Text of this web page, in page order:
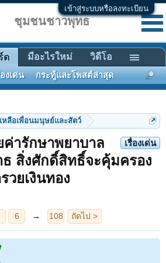
เข้าสู่ระบบหรือลงทะเบียน
หลือเพื่อนมนุษย์และสัตว์
เรื่องเด่น
ารักษาพยาบาล
สิ่งศักดิ์สิทธิ์จะคุ้มครอง
วยเงินทอง
108 ถัดไป >
ชุมชนชาวพุทธ
ด
งเด่น กระทู้และโพสต์ล่าสุด
มีอะไรใหม่ วิดีโอ